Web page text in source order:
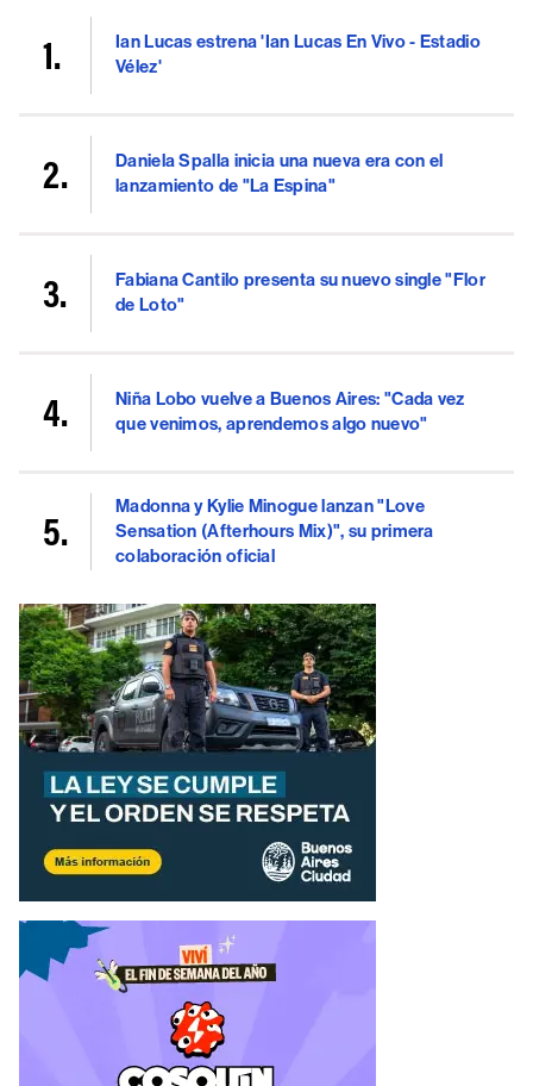
Ian Lucas estrena 'Ian Lucas En Vivo - Estadio
Vélez'
Daniela Spalla inicia una nueva era con el
lanzamiento de "La Espina"
Fabiana Cantilo presenta su nuevo single "Flor
de Loto"
Niña Lobo vuelve a Buenos Aires: "Cada vez
que venimos, aprendemos algo nuevo"
Madonna y Kylie Minogue lanzan "Love
Sensation (Afterhours Mix)", su primera
colaboración oficial